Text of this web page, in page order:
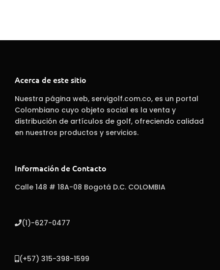
Acerca de este sitio
Nuestra página web, servigolf.com.co, es un portal
Colombiano cuyo objeto social es la venta y
distribución de artículos de golf, ofreciendo calidad
en nuestros productos y servicios.
Información de Contacto
Calle 148 # 18A-08 Bogotá D.C. COLOMBIA
(1)-627-0477
(+57) 315-398-1599